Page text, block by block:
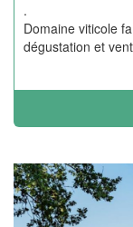
.
Domaine viticole
dégustation et